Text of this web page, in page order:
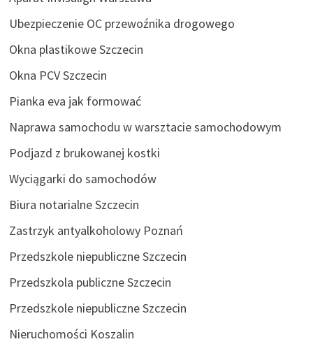
Ubezpieczenie OC przewoźnika drogowego
Okna plastikowe Szczecin
Okna PCV Szczecin
Pianka eva jak formować
Naprawa samochodu w warsztacie samochodowym
Podjazd z brukowanej kostki
Wyciągarki do samochodów
Biura notarialne Szczecin
Zastrzyk antyalkoholowy Poznań
Przedszkole niepubliczne Szczecin
Przedszkola publiczne Szczecin
Przedszkole niepubliczne Szczecin
Nieruchomości Koszalin